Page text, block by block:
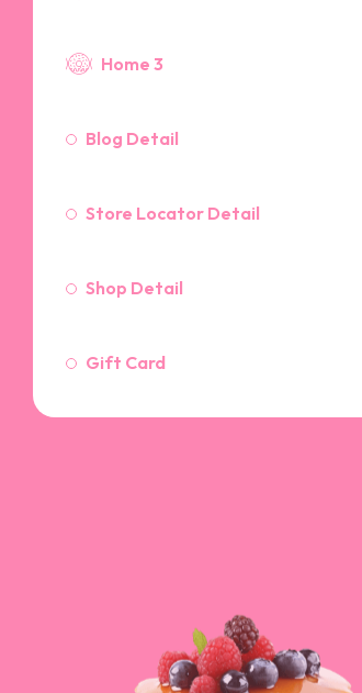
Home 3
Blog Detail
Store Locator Detail
Shop Detail
Gift Card